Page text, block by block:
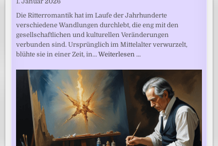
Die Ritterromantik hat im Laufe der Jahrhunderte
verschiedene Wandlungen durchlebt, die eng mit den
gesellschaftlichen und kulturellen Veränderungen
verbunden sind. Ursprünglich im Mittelalter verwurzelt,
blühte sie in einer Zeit, in…Weiterlesen …